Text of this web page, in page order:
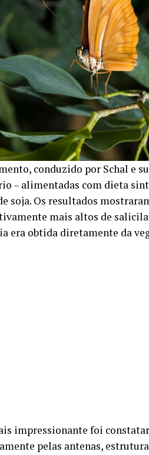
conduzido por Schal e
– alimentadas com dieta
soja. Os resultados
mais altos de
era obtida diretamente da
impressionante foi
pelas antenas,